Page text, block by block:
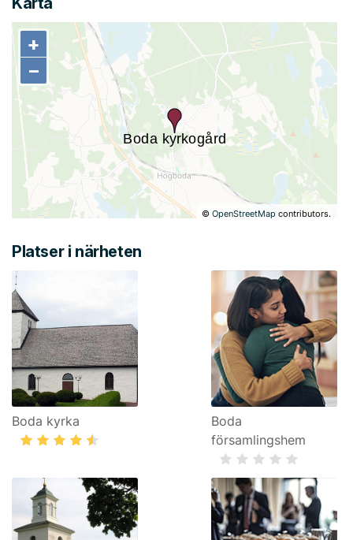
+
−
©OpenStreetMap contributors.
+
−
Platser i närheten
Boda kyrka
Boda
församlingshem